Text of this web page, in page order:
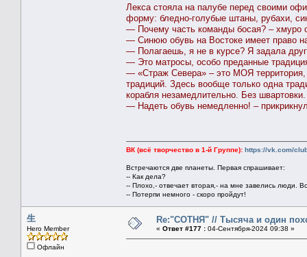
Лекса стояла на палубе перед своими
форму: бледно-голубые штаны, рубахи,
— Почему часть команды босая? – хмуро
— Синюю обувь на Востоке имеет право
— Полагаешь, я не в курсе? Я задала
— Это матросы, особо преданные
— «Страж Севера» – это МОЯ территория,
традиций. Здесь вообще только одна
корабля незамедлительно. Без швартовки.
— Надеть обувь немедленно! –
ВК (всё творчество в 1-й Группе): https://vk.com/
Встречаются две планеты. Первая спрашивает:
-- Как дела?
-- Плохо,- отвечает вторая,- на мне завелись люди.
-- Потерпи немного - скоро пройдут!
生
Hero Member
Офлайн
Re:"СОТНЯ" // Тысяча и один
« Ответ #177 : 04-Сентября-2024 09:38 »